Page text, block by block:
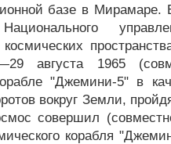
базе в Мирамаре.
Национального
космических
августа 1965
"Джемини-5" в
вокруг Земли,
совершил
корабля